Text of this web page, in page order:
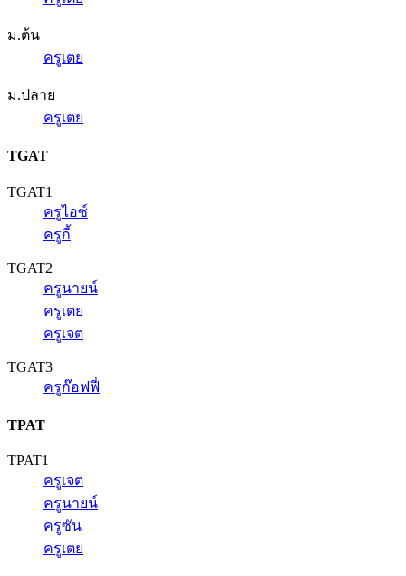
ม.ต้น
ครูเตย
ม.ปลาย
ครูเตย
TGAT
TGAT1
ครูไอซ์
ครูกี้
TGAT2
ครูนายน์
ครูเตย
ครูเจต
TGAT3
ครูก๊อฟฟี่
TPAT
TPAT1
ครูเจต
ครูนายน์
ครูซัน
ครูเตย